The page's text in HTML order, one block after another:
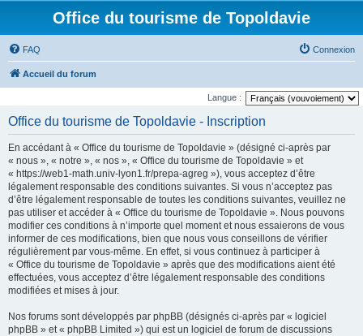
Office du tourisme de Topoldavie
FAQ Connexion
Accueil du forum
Langue :
Office du tourisme de Topoldavie - Inscription
En accédant à « Office du tourisme de Topoldavie » (désigné ci-après par
« nous », « notre », « nos », « Office du tourisme de Topoldavie » et
« https://web1-math.univ-lyon1.fr/prepa-agreg »), vous acceptez d’être
légalement responsable des conditions suivantes. Si vous n’acceptez pas
d’être légalement responsable de toutes les conditions suivantes, veuillez ne
pas utiliser et accéder à « Office du tourisme de Topoldavie ». Nous pouvons
modifier ces conditions à n’importe quel moment et nous essaierons de vous
informer de ces modifications, bien que nous vous conseillons de vérifier
régulièrement par vous-même. En effet, si vous continuez à participer à
« Office du tourisme de Topoldavie » après que des modifications aient été
effectuées, vous acceptez d’être légalement responsable des conditions
modifiées et mises à jour.
Nos forums sont développés par phpBB (désignés ci-après par « logiciel
phpBB » et « phpBB Limited ») qui est un logiciel de forum de discussions